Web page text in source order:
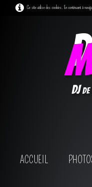
Ce site utilise des cookies. En continuant à
DJ
ACCUEIL